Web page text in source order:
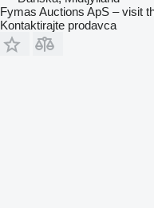
Fymas Auctions ApS – visit
Kontaktirajte prodavca